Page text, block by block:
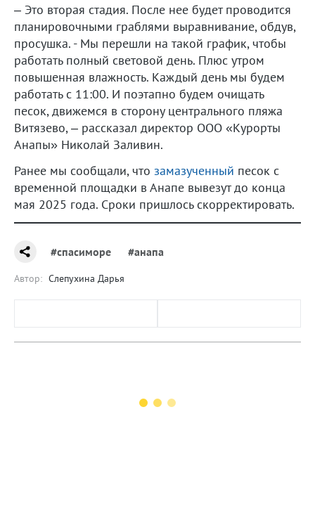
– Это вторая стадия. После нее будет проводится
планировочными граблями выравнивание, обдув,
просушка. - Мы перешли на такой график, чтобы
работать полный световой день. Плюс утром
повышенная влажность. Каждый день мы будем
работать с 11:00. И поэтапно будем очищать
песок, движемся в сторону центрального пляжа
Витязево, – рассказал директор ООО «Курорты
Анапы» Николай Заливин.
Ранее мы сообщали, что замазученный песок с
временной площадки в Анапе вывезут до конца
мая 2025 года. Сроки пришлось скорректировать.
#спасиморе #анапа
Автор: Слепухина Дарья